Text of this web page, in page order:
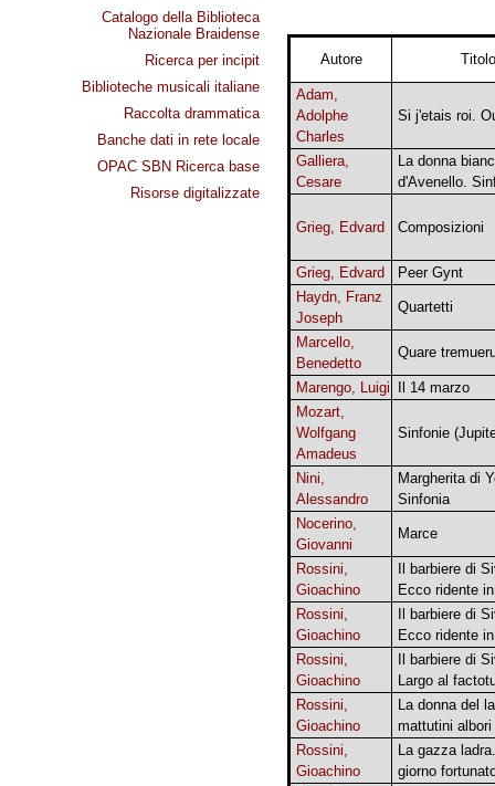
Catalogo della Biblioteca
Nazionale Braidense
Ricerca per incipit
Biblioteche musicali italiane
Raccolta drammatica
Banche dati in rete locale
OPAC SBN Ricerca base
Risorse digitalizzate
Autore Titolo
Adam,
Adolphe
Charles
Si j'etais roi.
Galliera,
Cesare
La donna
d'Avenello.
Grieg, Edvard Composizioni
Grieg, Edvard
Peer Gynt
Haydn, Franz
Joseph
Quartetti
Marcello,
Benedetto
Quare
Marengo, Luigi
Il 14 marzo
Mozart,
Wolfgang
Amadeus
Sinfonie
Nini,
Alessandro
Margherita di
Sinfonia
Nocerino,
Giovanni
Marce
Rossini,
Gioachino
Il barbiere di
Ecco ridente
Rossini,
Gioachino
Il barbiere di
Ecco ridente
Rossini,
Gioachino
Il barbiere di
Largo al
Rossini,
Gioachino
La donna del
mattutini albori
Rossini,
Gioachino
La gazza
giorno